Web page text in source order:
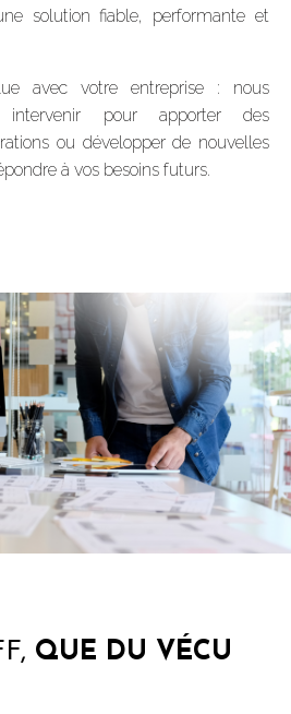
solution fiable, performante et
avec votre entreprise : nous
intervenir pour apporter des
ou développer de nouvelles
à vos besoins futurs.
QUE DU VÉCU